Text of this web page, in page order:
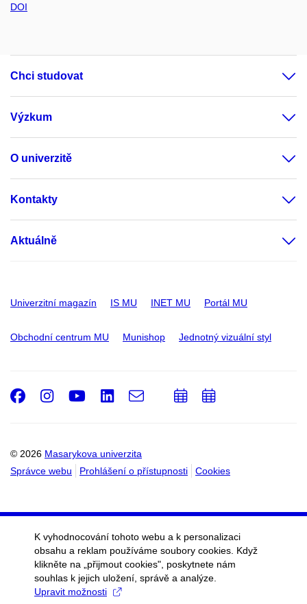
DOI
Chci studovat
Výzkum
O univerzitě
Kontakty
Aktuálně
Univerzitní magazín IS MU INET MU Portál MU
Obchodní centrum MU Munishop Jednotný vizuální styl
© 2026 Masarykova univerzita
Správce webu
Prohlášení o přístupnosti Cookies
Facebook
Instagram
Youtube
LinkedIn
e-
PřidatPřidat
K vyhodnocování tohoto webu a k personalizaci
obsahu a reklam používáme soubory cookies. Když
klikněte na „přijmout cookies", poskytnete nám
souhlas k jejich uložení, správě a analýze.
Upravit možnosti